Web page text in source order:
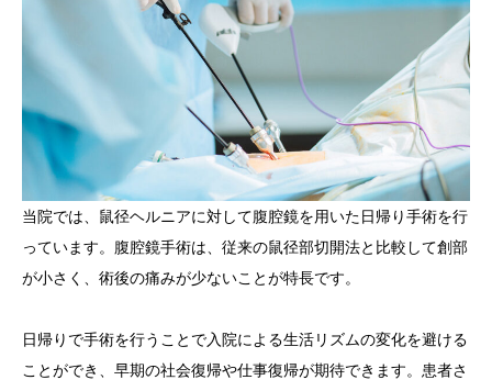
当院では、鼠径ヘルニアに対して腹腔鏡を用いた日帰り手術を行
っています。腹腔鏡手術は、従来の鼠径部切開法と比較して創部
が小さく、術後の痛みが少ないことが特長です。
日帰りで手術を行うことで入院による生活リズムの変化を避ける
ことができ、早期の社会復帰や仕事復帰が期待できます。患者さ